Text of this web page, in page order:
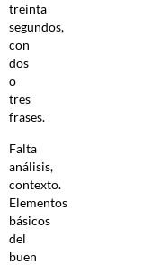
treinta
segundos,
con
dos
o
tres
frases.
Falta
análisis,
contexto.
Elementos
básicos
del
buen